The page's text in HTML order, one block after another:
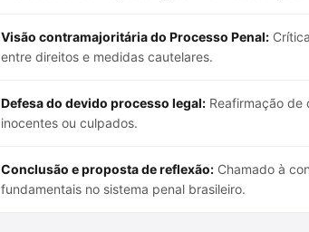
Visão contramajoritária do Processo Penal:
entre direitos e medidas cautelares.
Defesa do devido processo legal: Reafirmação
inocentes ou culpados.
Conclusão e proposta de reflexão: Chamado à
fundamentais no sistema penal brasileiro.